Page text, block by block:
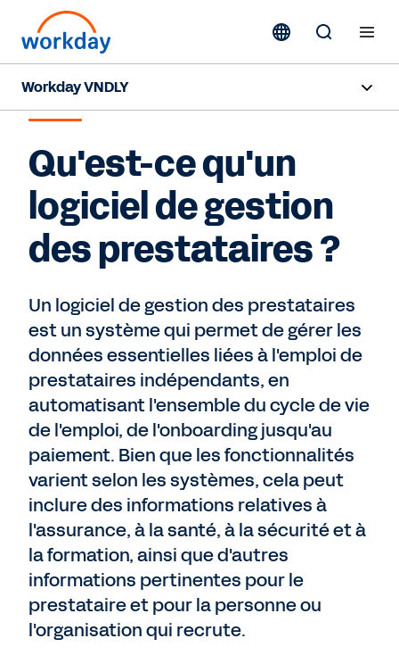
Workday VNDLY
Avantages Sociaux
Ressources
Qu'est-ce qu'un
logiciel de gestion
des prestataires ?
Un logiciel de gestion des prestataires
est un système qui permet de gérer les
données essentielles liées à l'emploi de
prestataires indépendants, en
automatisant l'ensemble du cycle de vie
de l'emploi, de l'onboarding jusqu'au
paiement. Bien que les fonctionnalités
varient selon les systèmes, cela peut
inclure des informations relatives à
l'assurance, à la santé, à la sécurité et à
la formation, ainsi que d'autres
informations pertinentes pour le
prestataire et pour la personne ou
l'organisation qui recrute.